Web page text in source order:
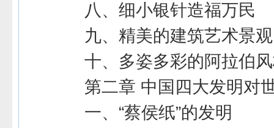
八、细小银针造福万民
九、精美的建筑艺术景观
十、多姿多彩的阿拉伯
第二章 中国四大发明对
一、“蔡侯纸”的发明